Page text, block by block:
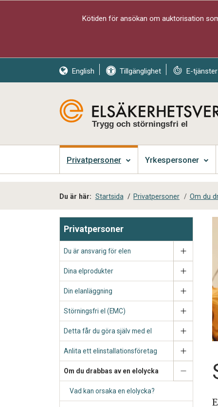
Kötiden för ansökan om auktorisation
English Tillgänglighet E-tjänster
Trygg och störningsfri el
Privatpersoner Yrkespersoner
Du är här: Startsida / Privatpersoner / Om du
Privatpersoner
Du är ansvarig för elen
Dina elprodukter
Din elanläggning
Störningsfri el (EMC)
Detta får du göra själv med el
Anlita ett elinstallationsföretag
Om du drabbas av en elolycka
Vad kan orsaka en elolycka?